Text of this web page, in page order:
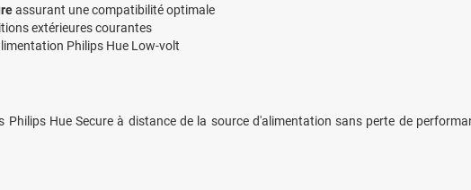
assurant une compatibilité optimale
extérieures courantes
Philips Hue Low-volt
Philips Hue Secure à distance de la source d'alimentation sans perte de